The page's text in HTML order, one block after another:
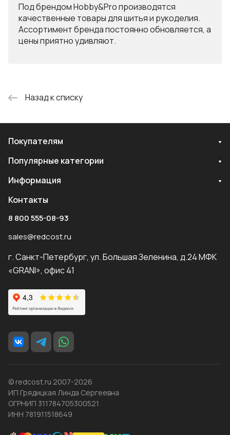
Под брендом Hobby&Pro производятся
качественные товары для шитья и рукоделия.
Ассортимент бренда постоянно обновляется, а
цены приятно удивляют.
Назад к списку
Покупателям
Популярные категории
Информация
Контакты
8 800 555-08-93
sales@redcost.ru
г. Санкт-Петербург, ул. Большая Зеленина, д.24 МФК
«GRANI», офис 41
© redcost.ru 2007-2026
ИП Грядицкая Линда Сергеевна
ОГРНИП 311784705300521
ИНН 781911518649